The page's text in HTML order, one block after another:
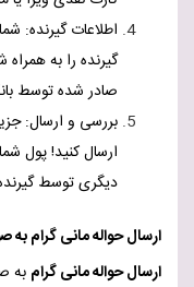
اطلاعات گیرنده:
گیرنده را به
صادر شده توسط
بررسی و ارسال:
ارسال کنید! پول
دیگری توسط
ارسال حواله مانی گرام
ارسال حواله مانی گرام به